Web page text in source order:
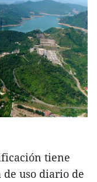
tiene
uso diario de